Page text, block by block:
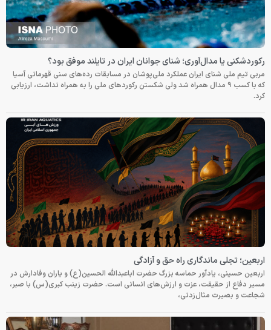
رکوردشکنی یا مدال‌آوری؛ شنای جوانان ایران در تایلند موفق بود؟
مربی تیم ملی شنای ایران عملکرد ملی‌پوشان در مسابقات رده‌های سنی قهرمانی آسیا
که با کسب ۹ مدال همراه شد ولی شکستن رکوردهای ملی را به همراه نداشت، ارزیابی
کرد.
اربعین؛ تجلی ماندگاری راه حق و آزادگی
اربعین حسینی، یادآور حماسه بزرگ حضرت اباعبدالله الحسین(ع) و یاران وفادارش در
مسیر دفاع از حقیقت، عزت و ارزش‌های انسانی است. حضرت زینب کبری(س) با صبر،
شجاعت و بصیرت مثال‌زدنی،